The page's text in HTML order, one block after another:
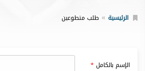
الرئيسية طلب متطوعين
الإسم بالكامل